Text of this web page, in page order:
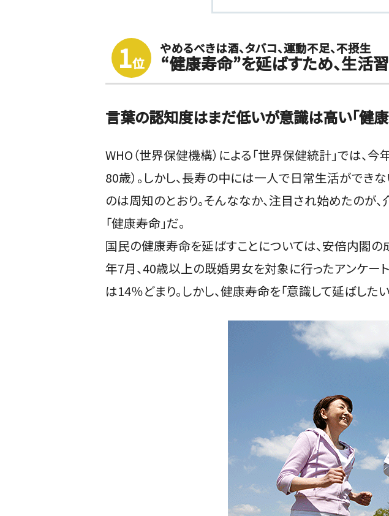
1位
やめるべきは酒、タバコ、運動不足、不摂生
“健康寿命”を延ばすため、生活
言葉の認知度はまだ低いが意識は高い「健
WHO（世界保健機構）による「世界保健統計」では
80歳）。しかし、長寿の中には一人で日常生活がで
のは周知のとおり。そんななか、注目され始めたの
「健康寿命」だ。
国民の健康寿命を延ばすことについては、安倍内閣
年7月、40歳以上の既婚男女を対象に行ったアンケー
は14％どまり。しかし、健康寿命を「意識して延ばした